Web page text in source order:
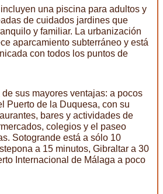
una piscina para adultos y
de cuidados jardines que
y familiar. La urbanización
aparcamiento subterráneo y está
con todos los puntos de
sus mayores ventajas: a pocos
Puerto de la Duquesa, con su
bares y actividades de
colegios y el paseo
Sotogrande está a sólo 10
a 15 minutos, Gibraltar a 30
Internacional de Málaga a poco